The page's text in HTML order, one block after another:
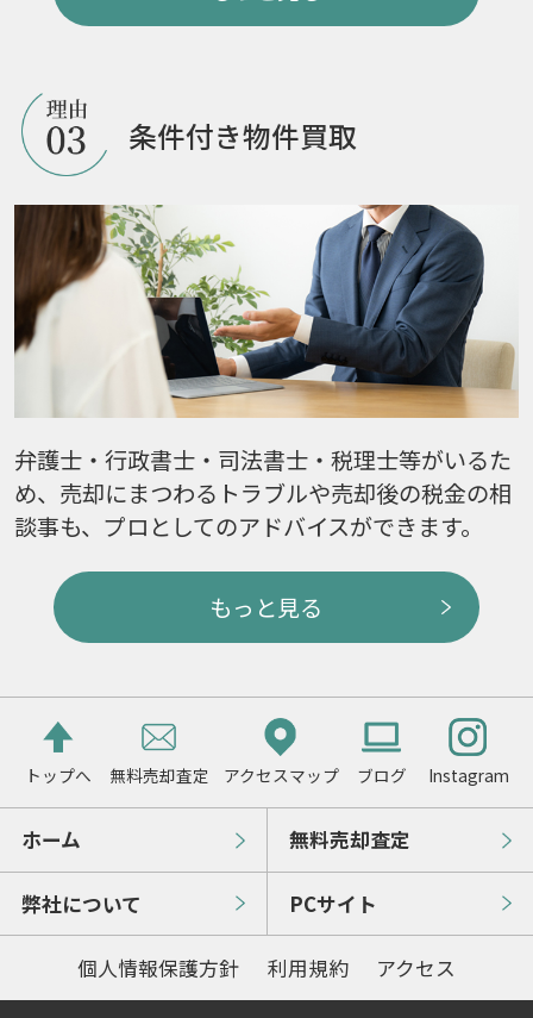
条件付き物件買取
弁護士・行政書士・司法書士・税理士等がいるた
め、売却にまつわるトラブルや売却後の税金の相
談事も、プロとしてのアドバイスができます。
もっと見る
トップへ 無料売却査定 アクセスマップ ブログ Instagram
ホーム 無料売却査定
弊社について PCサイト
個人情報保護方針 利用規約 アクセス